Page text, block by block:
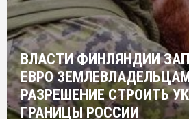
ВЛАСТИ ФИНЛЯНДИИ
ЕВРО
РАЗРЕШЕНИЕ СТРОИТЬ
ГРАНИЦЫ РОССИИ